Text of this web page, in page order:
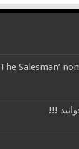
‘The Salesman’
!!!